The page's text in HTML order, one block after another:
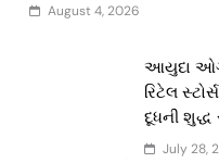
August 4, 2026
આયુદા
રિટેલ
દૂધની
July 28,